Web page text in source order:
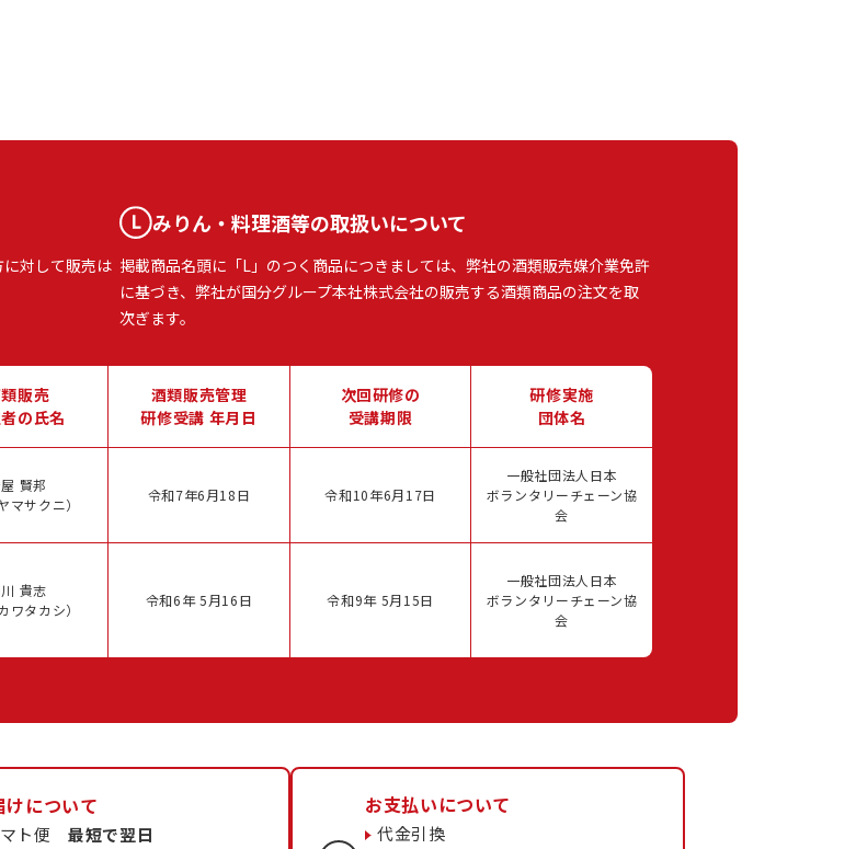
対して販売は
みりん・料理酒等の取扱いについて
掲載商品名頭に「L」のつく商品につきましては、弊社の酒類販売媒介業免許
に基づき、弊社が国分グループ本社株式会社の販売する酒類商品の注文を取
次ぎます。
販売
の氏名
酒類販売管理
研修受講 年月日
次回研修の
受講期限
研修実施
団体名
賢邦
マサクニ）
令和7年6月18日 令和10年6月17日
一般社団法人日本
ボランタリーチェーン協
会
貴志
ワタカシ）
令和6年 5月16日 令和9年 5月15日
一般社団法人日本
ボランタリーチェーン協
会
けについて
マト便最短で翌日
お支払いについて
代金引換